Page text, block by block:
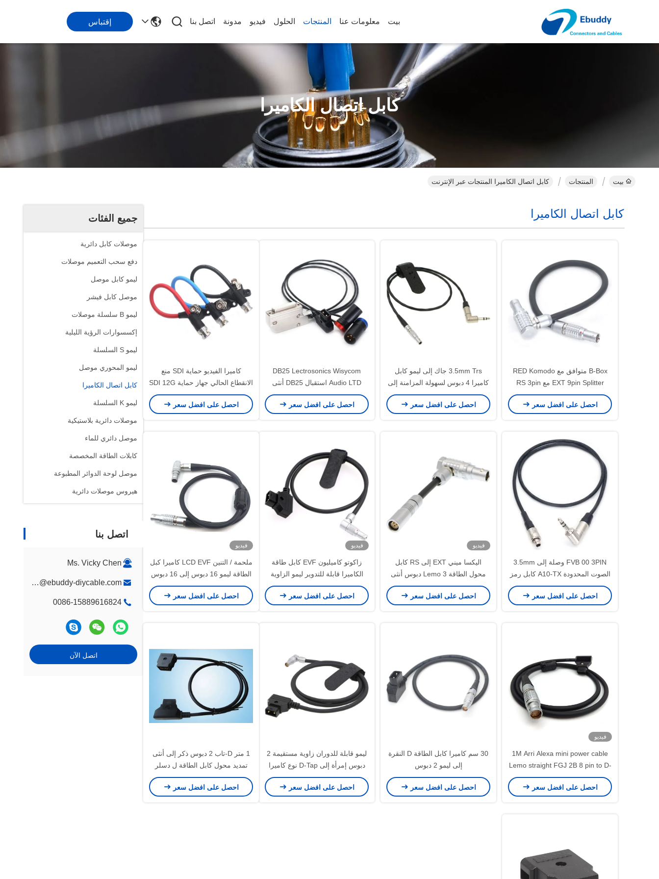
بيت معلومات عنا المنتجات الحلول فيديو مدونة اتصل بنا إقتباس
كابل اتصال الكاميرا
بيت المنتجات كابل اتصال الكاميرا المنتجات عبر الإنترنت
جميع الفئات
موصلات كابل دائرية
دفع سحب التعميم موصلات
ليمو كابل موصل
موصل كابل فيشر
ليمو B سلسلة موصلات
إكسسوارات الرؤية الليلية
ليمو S السلسلة
ليمو المحوري موصل
كابل اتصال الكاميرا
ليمو K السلسلة
موصلات دائرية بلاستيكية
موصل دائري للماء
كابلات الطاقة المخصصة
موصل لوحة الدوائر المطبوعة
هيروس موصلات دائرية
اتصل بنا
Ms. Vicky Chen
Vicky@ebuddy-diycable.com
0086-15889616824
اتصل الآن
كابل اتصال الكاميرا
B-Box متوافق مع RED Komodo
EXT 9pin Splitter مع RS 3pin
Time Code 0B 5pin CTRL 00B
4pin 5V USB Genlock BNC
احصل على افضل سعر
3.5mm Trs جاك إلى ليمو كابل
كاميرا 4 دبوس لسهولة المزامنة إلى
كابل رمز وقت إيبيك الأحمر
احصل على افضل سعر
DB25 Lectrosonics Wisycom
Audio LTD استقبال DB25 أنثى
واجهة إخراج الصوت Dtap XLR
3Pin كابل إمداد الطاقة
احصل على افضل سعر
كاميرا الفيديو حماية SDI منع
الانقطاع الحالي جهاز حماية SDI 12G
BNC الذكور إلى الإناث العزل
الكهربائي
احصل على افضل سعر
FVB 00 3PIN وصلة إلى 3.5mm
الصوت المحدودة A10-TX كابل رمز
الوقت
احصل على افضل سعر
فيديو
اليكسا ميني EXT إلى RS كابل
محول الطاقة Lemo 3 دبوس أنثى
إلى 7 دبوس ذكر
احصل على افضل سعر
فيديو
زاكوتو كاميليون EVF كابل طاقة
الكاميرا قابلة للتدوير ليمو الزاوية
اليمنى 4 دبوس ذكر إلى عكس D-
Tap
احصل على افضل سعر
فيديو
ملحمة / التنين LCD EVF كاميرا كبل
الطاقة ليمو 16 دبوس إلى 16 دبوس
مباشرة إلى اليمين نوع الاتصال
احصل على افضل سعر
فيديو
1M Arri Alexa mini power cable
Lemo straight FGJ 2B 8 pin to D-
tap cable
احصل على افضل سعر
30 سم كاميرا كابل الطاقة D النقرة
إلى ليمو 2 دبوس
احصل على افضل سعر
ليمو قابلة للدوران زاوية مستقيمة 2
دبوس إمرأة إلى D-Tap نوع كاميرا
كابل الطاقة للكومودو الأحمر
احصل على افضل سعر
1 متر D-تاب 2 دبوس ذكر إلى أنثى
تمديد محول كابل الطاقة ل دسلر
تزوير أنطون باور البطارية
احصل على افضل سعر